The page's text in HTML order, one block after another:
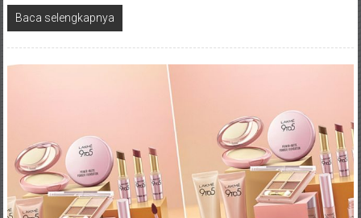
Baca selengkapnya